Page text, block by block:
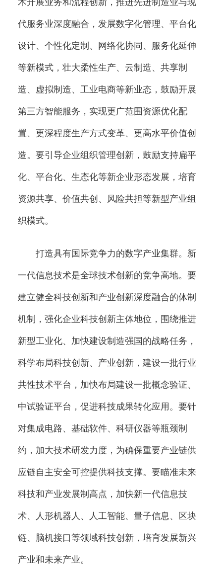
代服务业深度融合，发展数字化管理、平台化
设计、个性化定制、网络化协同、服务化延伸
等新模式，壮大柔性生产、云制造、共享制
造、虚拟制造、工业电商等新业态，鼓励开展
第三方智能服务，实现更广范围资源优化配
置、更深程度生产方式变革、更高水平价值创
造。要引导企业组织管理创新，鼓励支持扁平
化、平台化、生态化等新企业形态发展，培育
资源共享、价值共创、风险共担等新型产业组
织模式。
打造具有国际竞争力的数字产业集群。新
一代信息技术是全球技术创新的竞争高地。要
建立健全科技创新和产业创新深度融合的体制
机制，强化企业科技创新主体地位，围绕推进
新型工业化、加快建设制造强国的战略任务，
科学布局科技创新、产业创新，建设一批行业
共性技术平台，加快布局建设一批概念验证、
中试验证平台，促进科技成果转化应用。要针
对集成电路、基础软件、科研仪器等瓶颈制
约，加大技术研发力度，为确保重要产业链供
应链自主安全可控提供科技支撑。要瞄准未来
科技和产业发展制高点，加快新一代信息技
术、人形机器人、人工智能、量子信息、区块
链、脑机接口等领域科技创新，培育发展新兴
产业和未来产业。